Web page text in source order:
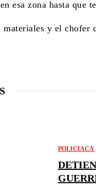
esa zona hasta que
y el chofer
POLICIACA